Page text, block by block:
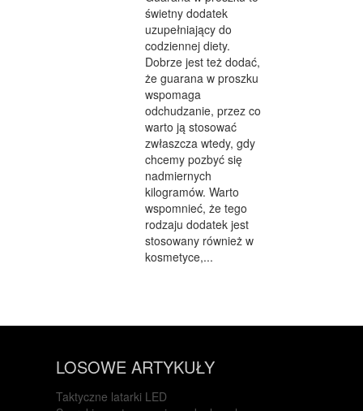
świetny dodatek
uzupełniający do
codziennej diety.
Dobrze jest też dodać,
że guarana w proszku
wspomaga
odchudzanie, przez co
warto ją stosować
zwłaszcza wtedy, gdy
chcemy pozbyć się
nadmiernych
kilogramów. Warto
wspomnieć, że tego
rodzaju dodatek jest
stosowany również w
kosmetyce,...
LOSOWE ARTYKUŁY
Taktyczne latarki LED